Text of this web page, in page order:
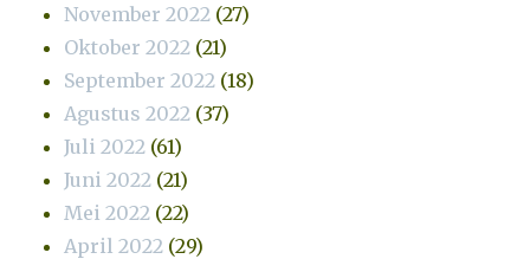
November 2022 (27)
Oktober 2022 (21)
September 2022 (18)
Agustus 2022 (37)
Juli 2022 (61)
Juni 2022 (21)
Mei 2022 (22)
April 2022 (29)